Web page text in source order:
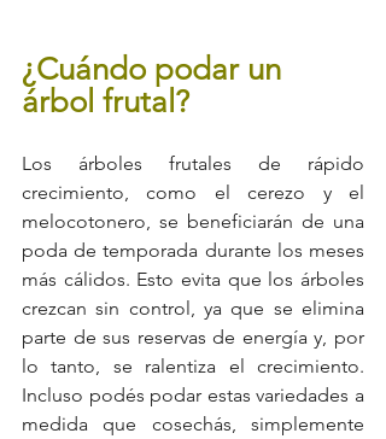
¿Cuándo podar un
árbol frutal?
Los árboles frutales de rápido
crecimiento, como el cerezo y el
melocotonero, se beneficiarán de una
poda de temporada durante los meses
más cálidos. Esto evita que los árboles
crezcan sin control, ya que se elimina
parte de sus reservas de energía y, por
lo tanto, se ralentiza el crecimiento.
Incluso podés podar estas variedades a
medida que cosechás, simplemente